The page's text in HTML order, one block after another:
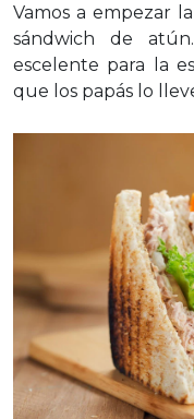
Vamos a empezar
sándwich de
escelente para la
que los papás lo